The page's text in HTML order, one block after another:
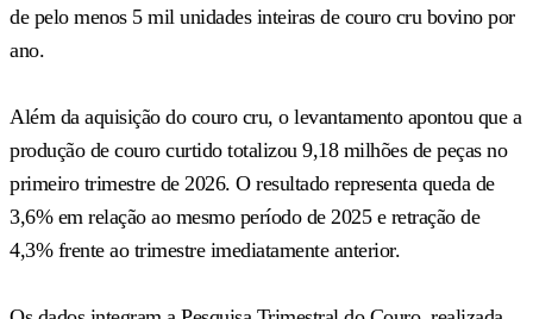
de pelo menos 5 mil unidades inteiras de couro cru bovino por
ano.
Além da aquisição do couro cru, o levantamento apontou que a
produção de couro curtido totalizou 9,18 milhões de peças no
primeiro trimestre de 2026. O resultado representa queda de
3,6% em relação ao mesmo período de 2025 e retração de
4,3% frente ao trimestre imediatamente anterior.